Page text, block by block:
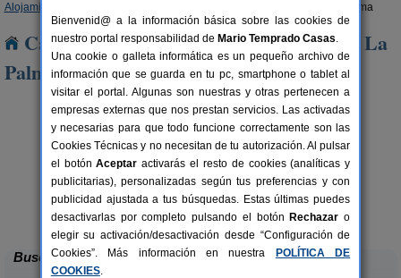
Alojamientos > Fuencaliente de La Palma
Casas Rurales cerca de Fuencaliente de La
Palma
4 pers.
desde30 €
Casa La Charola
Puntallana (La Palma)
Buscar
Bienvenid@ a la información básica sobre las cookies de
nuestro portal responsabilidad de Mario Temprado Casas.
Una cookie o galleta informática es un pequeño archivo de
información que se guarda en tu pc, smartphone o tablet al
visitar el portal. Algunas son nuestras y otras pertenecen a
empresas externas que nos prestan servicios. Las activadas
y necesarias para que todo funcione correctamente son las
Cookies Técnicas y no necesitan de tu autorización. Al pulsar
el botónAceptar activarás el resto de cookies (analíticas y
publicitarias), personalizadas según tus preferencias y con
publicidad ajustada a tus búsquedas. Estas últimas puedes
desactivarlas por completo pulsando el botón Rechazar o
elegir su activación/desactivación desde “Configuración de
Cookies”. Más información en nuestra
POLÍTICA DE
COOKIES.